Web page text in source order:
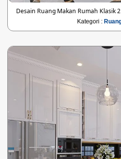
Desain Ruang Makan Rumah Klasik
Kategori :